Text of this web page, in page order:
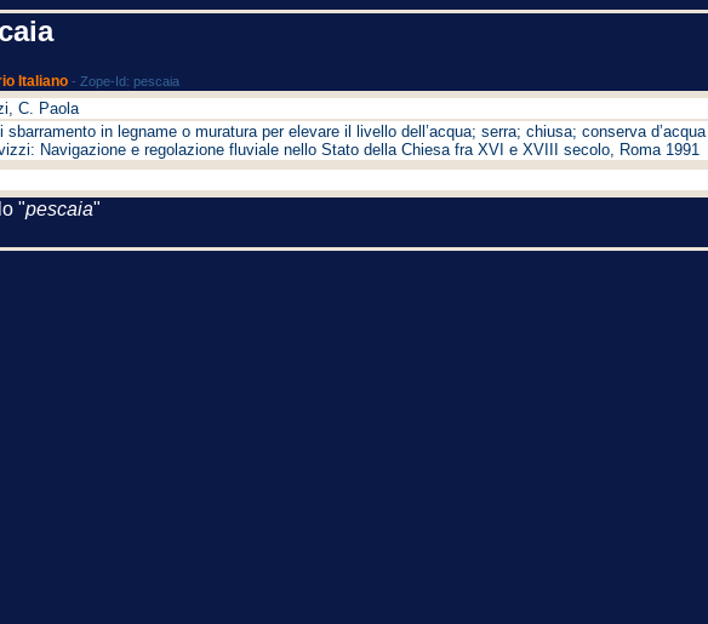
Italiano - Zope-Id: pescaia
C. Paola
sbarramento in legname o muratura per elevare il livello dell’acqua; serra; chiusa; conserva d’acqua
Navigazione e regolazione fluviale nello Stato della Chiesa fra XVI e XVIII secolo, Roma 1991
"pescaia"